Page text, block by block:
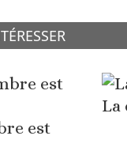
est
La